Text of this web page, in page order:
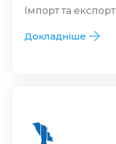
Імпорт та експорт
Докладніше